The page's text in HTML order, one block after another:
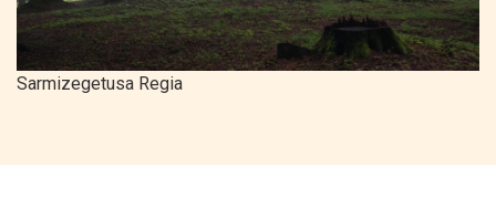
Sarmizegetusa Regia